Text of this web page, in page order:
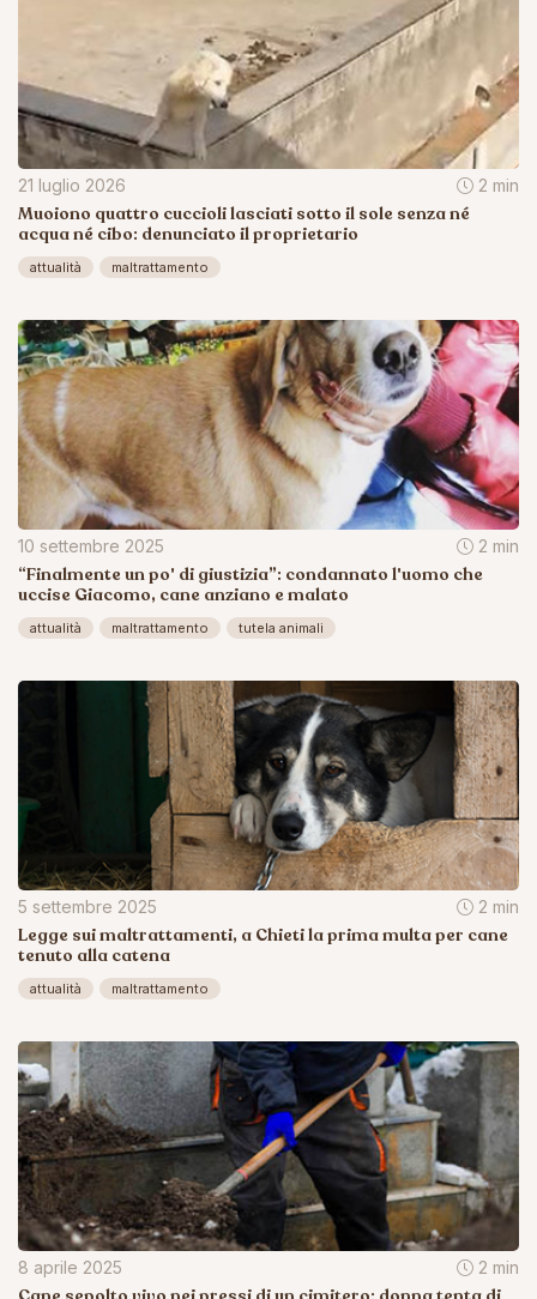
21 luglio 2026 2 min
Muoiono quattro cuccioli lasciati sotto il sole senza né
acqua né cibo: denunciato il proprietario
attualità maltrattamento
10 settembre 2025 2 min
“Finalmente un po' di giustizia”: condannato l'uomo che
uccise Giacomo, cane anziano e malato
attualità maltrattamento tutela animali
5 settembre 2025 2 min
Legge sui maltrattamenti, a Chieti la prima multa per cane
tenuto alla catena
attualità maltrattamento
8 aprile 2025 2 min